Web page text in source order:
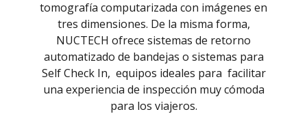
tomografía computarizada con imágenes en
tres dimensiones. De la misma forma,
NUCTECH ofrece sistemas de retorno
automatizado de bandejas o sistemas para
Self Check In, equipos ideales para facilitar
una experiencia de inspección muy cómoda
para los viajeros.